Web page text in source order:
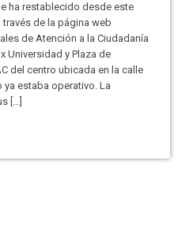
ha restablecido desde este
de la página web
de Atención a la Ciudadanía
Universidad y Plaza de
del centro ubicada en la calle
ya estaba operativo. La
[…]